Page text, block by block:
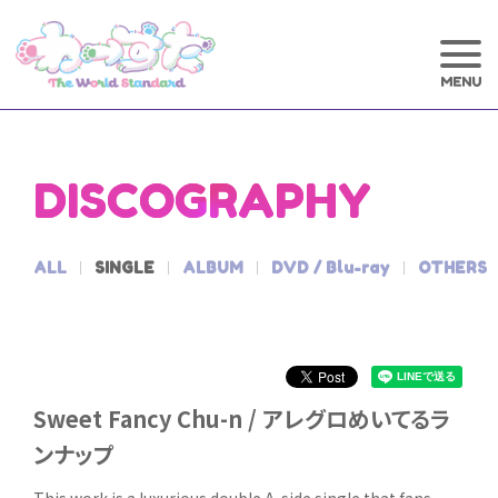
DISCOGRAPHY
ALL SINGLE ALBUM DVD / Blu-ray OTHERS
Sweet Fancy Chu-n / アレグロめいてるラ
ンナップ